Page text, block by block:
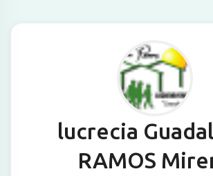
lucrecia
RAMOS